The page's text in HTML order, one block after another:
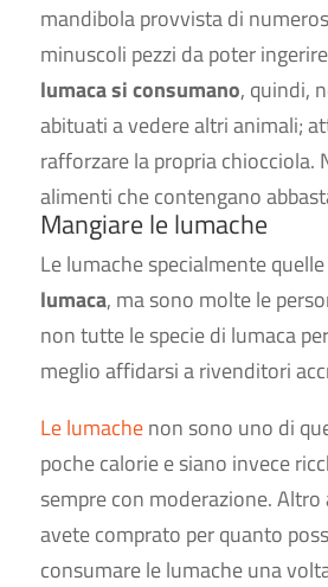
mandibola provvista di
minuscoli pezzi da poter
lumaca si consumano, quindi,
abituati a vedere altri animali;
rafforzare la propria chiocciola.
alimenti che contengano
Mangiare le lumache
Le lumache specialmente
lumaca, ma sono molte le
non tutte le specie di lumaca
meglio affidarsi a rivenditori
Le lumachenon sono uno di
poche calorie e siano invece
sempre con moderazione.
avete comprato per quanto
consumare le lumache una